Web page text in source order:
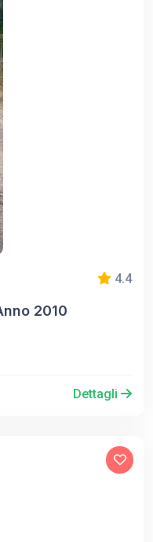
4.4
2010
Dettagli